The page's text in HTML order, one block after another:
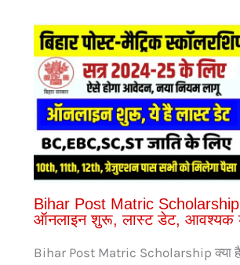
Bihar Post Matric
ऑनलाइन शुरू, लास्ट डेट, आवश्यक
Bihar Post Matric Scholarship क्या